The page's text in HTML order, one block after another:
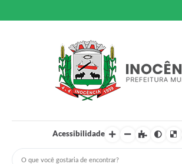
Acessibilidade